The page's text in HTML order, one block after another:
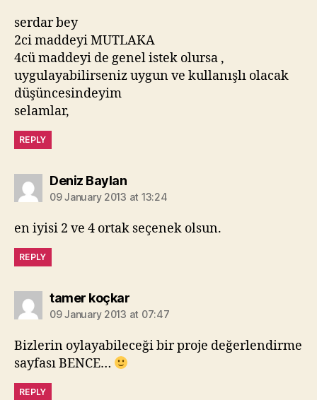
serdar bey
2ci maddeyi MUTLAKA
4cü maddeyi de genel istek olursa ,
uygulayabilirseniz uygun ve kullanışlı olacak
düşüncesindeyim
selamlar,
REPLY
Deniz Baylansays:
09 January 2013 at 13:24
en iyisi 2 ve 4 ortak seçenek olsun.
REPLY
tamer koçkarsays:
09 January 2013 at 07:47
Bizlerin oylayabileceği bir proje değerlendirme
sayfası BENCE…
REPLY